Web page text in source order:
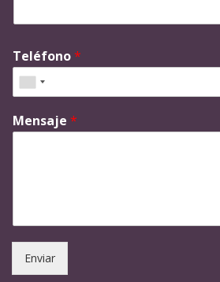
Teléfono*
Mensaje *
Enviar